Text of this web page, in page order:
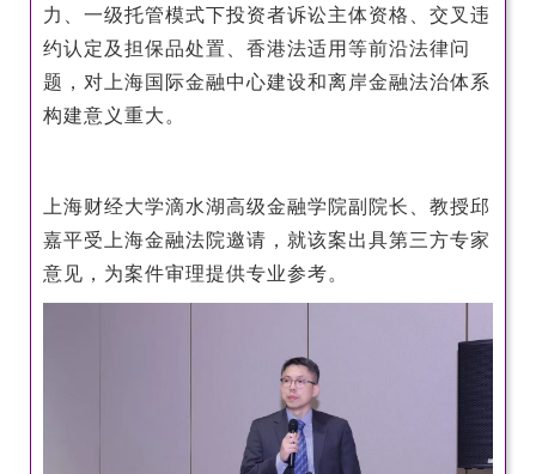
总机：021-38221153
邮箱： dafi@sufe.edu.cn
力、一级托管模式下投资者诉讼主体资格、交叉违
约认定及担保品处置、香港法适用等前沿法律问
题，对上海国际金融中心建设和离岸金融法治体系
构建意义重大。
上海财经大学滴水湖高级金融学院副院长、教授邱
嘉平受上海金融法院邀请，就该案出具第三方专家
意见，为案件审理提供专业参考。